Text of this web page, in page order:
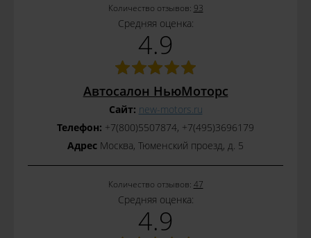
Количество отзывов: 93
Средняя оценка:
4.9
Автосалон НьюМоторс
Сайт: new-motors.ru
Телефон: +7(800)5507874, +7(495)3696179
Адрес Москва, Тюменский проезд, д. 5
Количество отзывов: 47
Средняя оценка:
4.9